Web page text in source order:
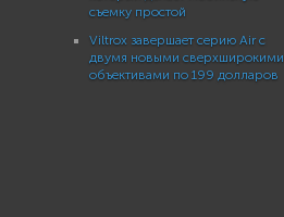
съемку простой
Viltrox завершает серию Air с
двумя новыми сверхширокими
объективами по 199 долларов